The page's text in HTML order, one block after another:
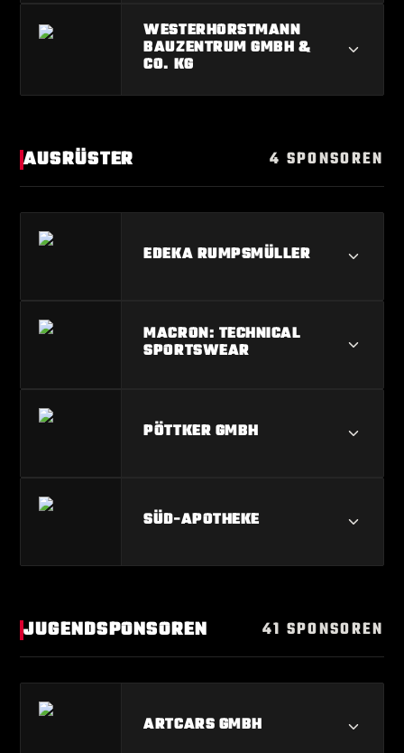
TONI´S PIZZA DERMARIS
WESTERHORSTMANN
BAUZENTRUM GMBH &
CO. KG
GMBH & CO. KG
AUSRÜSTER 4 SPONSOREN
EDEKA RUMPSMÜLLER
EDEKA RUMPSMÜLLER
MACRON: TECHNICAL
SPORTSWEAR
MACRON: TECHNICAL SPORTSWEAR
PÖTTKER GMBH
PÖTTKER GMBHSÜD-APOTHEKE
JUGENDSPONSOREN
41 SPONSOREN
ARTCARS GMBH